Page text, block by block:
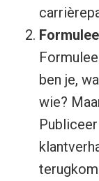
ben je,
wie?